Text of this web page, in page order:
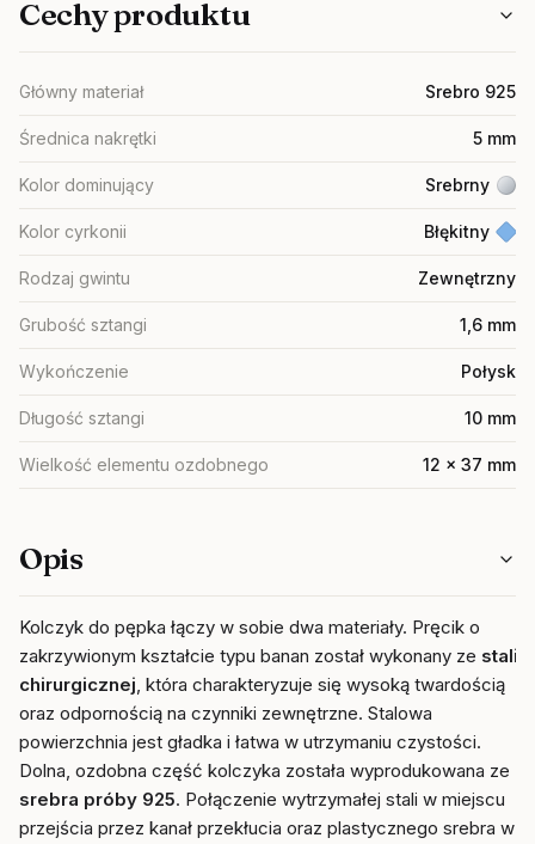
Cechy produktu
Główny materiał Srebro 925
Średnica nakrętki 5 mm
Kolor dominujący Srebrny
Kolor cyrkonii Błękitny
Rodzaj gwintu Zewnętrzny
Grubość sztangi 1,6 mm
Wykończenie Połysk
Długość sztangi 10 mm
Wielkość elementu ozdobnego 12 x 37 mm
Opis
Kolczyk do pępka łączy w sobie dwa materiały. Pręcik o
zakrzywionym kształcie typu banan został wykonany ze stali
chirurgicznej, która charakteryzuje się wysoką twardością
oraz odpornością na czynniki zewnętrzne. Stalowa
powierzchnia jest gładka i łatwa w utrzymaniu czystości.
Dolna, ozdobna część kolczyka została wyprodukowana ze
srebra próby 925. Połączenie wytrzymałej stali w miejscu
przejścia przez kanał przekłucia oraz plastycznego srebra w